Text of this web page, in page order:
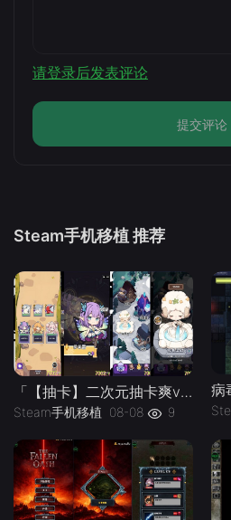
请登录后发表评论
提交评论
Steam手机移植 推荐
「【抽卡】二次元抽卡爽v0.34.4_免广告-手机移植版下载-.均亲测可玩
Steam手机移植 08-08 9